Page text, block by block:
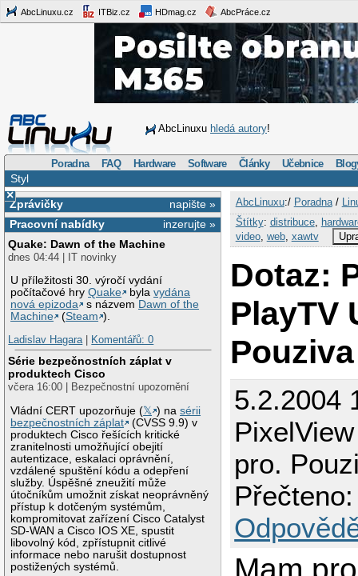
AbcLinuxu.cz ITBiz.cz HDmag.cz AbcPráce.cz
AbcLinuxu hledá autory!
Poradna FAQ Hardware Software Články Učebnice
Styl
×
napište »
Zprávičky
inzerujte »
Pracovní nabídky
Quake: Dawn of the Machine
dnes 04:44 | IT novinky
U příležitosti 30. výročí vydání
počítačové hryQuake bylavydána
nová epizoda
s názvem Dawn of the
Machine
(Steam ).
Ladislav Hagara| Komentářů: 0
Série bezpečnostních záplat v
produktech Cisco
včera 16:00 | Bezpečnostní upozornění
Vládní CERT upozorňuje (𝕏 ) nasérii
bezpečnostních záplat
(CVSS 9.9) v
produktech Cisco řešících kritické
zranitelnosti umožňující obejití
autentizace, eskalaci oprávnění,
vzdálené spuštění kódu a odepření
služby. Úspěšné zneužití může
útočníkům umožnit získat neoprávněný
přístup k dotčeným systémům,
kompromitovat zařízení Cisco Catalyst
SD-WAN a Cisco IOS XE, spustit
libovolný kód, zpřístupnit citlivé
informace nebo narušit dostupnost
postižených systémů.
AbcLinuxu:/ Poradna/
Štítky: distribuce,
video, web, xawtv
Dotaz:
PlayTV
5.2.2004
pro.
Mam